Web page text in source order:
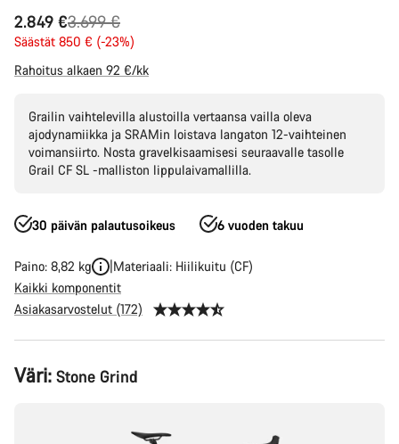
2.849 €
Alkuperäinen
hinta
3.699 €
Säästät 850 € (-23%)
Rahoitus alkaen 92 €/kk
Grailin vaihtelevilla alustoilla vertaansa vailla oleva
ajodynamiikka ja SRAMin loistava langaton 12-vaihteinen
voimansiirto. Nosta gravelkisaamisesi seuraavalle tasolle
Grail CF SL -malliston lippulaivamallilla.
30 päivän palautusoikeus 6 vuoden takuu
Paino: 8,82 kg
Materiaali: Hiilikuitu (CF)
Kaikki komponentit
Asiakasarvostelut (172)
Tuotekonfiguraatio
Väri: Stone Grind